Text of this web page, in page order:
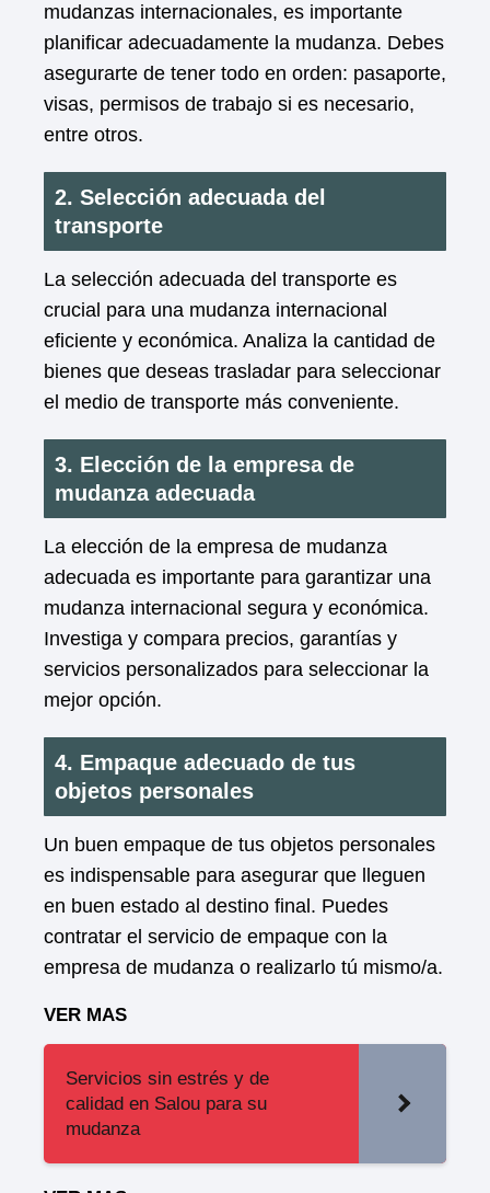
mudanzas internacionales, es importante
planificar adecuadamente la mudanza. Debes
asegurarte de tener todo en orden: pasaporte,
visas, permisos de trabajo si es necesario,
entre otros.
2. Selección adecuada del
transporte
La selección adecuada del transporte es
crucial para una mudanza internacional
eficiente y económica. Analiza la cantidad de
bienes que deseas trasladar para seleccionar
el medio de transporte más conveniente.
3. Elección de la empresa de
mudanza adecuada
La elección de la empresa de mudanza
adecuada es importante para garantizar una
mudanza internacional segura y económica.
Investiga y compara precios, garantías y
servicios personalizados para seleccionar la
mejor opción.
4. Empaque adecuado de tus
objetos personales
Un buen empaque de tus objetos personales
es indispensable para asegurar que lleguen
en buen estado al destino final. Puedes
contratar el servicio de empaque con la
empresa de mudanza o realizarlo tú mismo/a.
VER MAS
Servicios sin estrés y de
calidad en Salou para su
mudanza